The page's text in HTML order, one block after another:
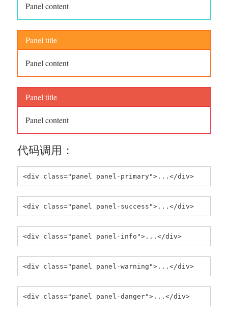
Panel content
Panel title
Panel content
Panel title
Panel content
代码调用：
<div class="panel panel-primary">...</div>
<div class="panel panel-success">...</div>
<div class="panel panel-info">...</div>
<div class="panel panel-warning">...</div>
<div class="panel panel-danger">...</div>